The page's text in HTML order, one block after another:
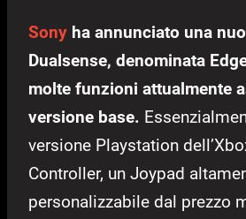
Sony ha annunciato una
Dualsense, denominata
molte funzioni attualmente
versione base.
versione Playstation
Controller, un Joypad
personalizzabile dal prezzo